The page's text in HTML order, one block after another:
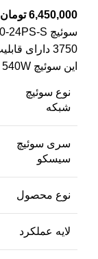
6,450,000 تومان
این سوئیچ 540W است.
نوع سوئیچ
شبکه
سری سوئیچ
سیسکو
نوع محصول
لایه عملکرد